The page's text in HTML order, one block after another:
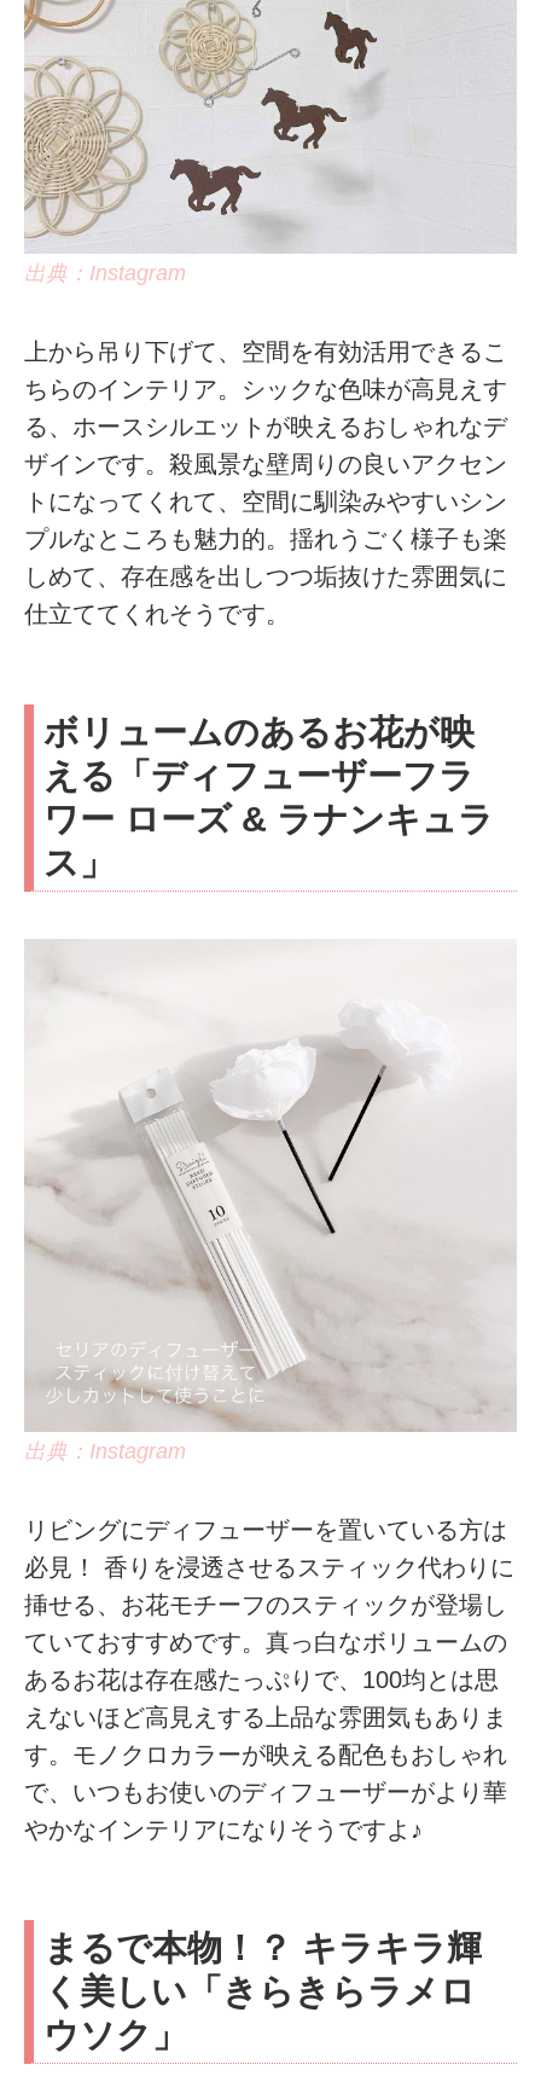
出典：Instagram
上から吊り下げて、空間を有効活用できるこ
ちらのインテリア。シックな色味が高見えす
る、ホースシルエットが映えるおしゃれなデ
ザインです。殺風景な壁周りの良いアクセン
トになってくれて、空間に馴染みやすいシン
プルなところも魅力的。揺れうごく様子も楽
しめて、存在感を出しつつ垢抜けた雰囲気に
仕立ててくれそうです。
ボリュームのあるお花が映
える「ディフューザーフラ
ワー ローズ & ラナンキュラ
ス」
出典：Instagram
リビングにディフューザーを置いている方は
必見！ 香りを浸透させるスティック代わりに
挿せる、お花モチーフのスティックが登場し
ていておすすめです。真っ白なボリュームの
あるお花は存在感たっぷりで、100均とは思
えないほど高見えする上品な雰囲気もありま
す。モノクロカラーが映える配色もおしゃれ
で、いつもお使いのディフューザーがより華
やかなインテリアになりそうですよ♪
まるで本物！？ キラキラ輝
く美しい「きらきらラメロ
ウソク」